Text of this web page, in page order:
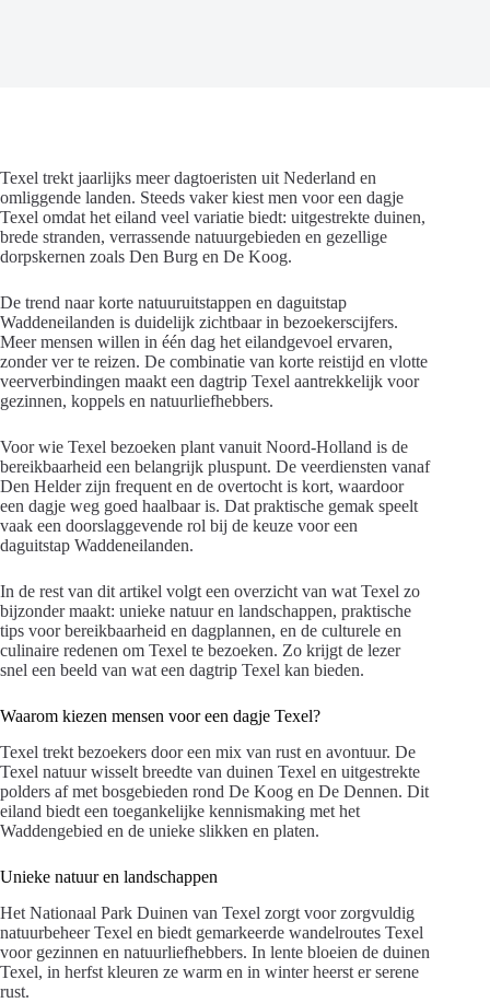
Texel trekt jaarlijks meer dagtoeristen uit Nederland en
omliggende landen. Steeds vaker kiest men voor een dagje
Texel omdat het eiland veel variatie biedt: uitgestrekte duinen,
brede stranden, verrassende natuurgebieden en gezellige
dorpskernen zoals Den Burg en De Koog.
De trend naar korte natuuruitstappen en daguitstap
Waddeneilanden is duidelijk zichtbaar in bezoekerscijfers.
Meer mensen willen in één dag het eilandgevoel ervaren,
zonder ver te reizen. De combinatie van korte reistijd en vlotte
veerverbindingen maakt een dagtrip Texel aantrekkelijk voor
gezinnen, koppels en natuurliefhebbers.
Voor wie Texel bezoeken plant vanuit Noord-Holland is de
bereikbaarheid een belangrijk pluspunt. De veerdiensten vanaf
Den Helder zijn frequent en de overtocht is kort, waardoor
een dagje weg goed haalbaar is. Dat praktische gemak speelt
vaak een doorslaggevende rol bij de keuze voor een
daguitstap Waddeneilanden.
In de rest van dit artikel volgt een overzicht van wat Texel zo
bijzonder maakt: unieke natuur en landschappen, praktische
tips voor bereikbaarheid en dagplannen, en de culturele en
culinaire redenen om Texel te bezoeken. Zo krijgt de lezer
snel een beeld van wat een dagtrip Texel kan bieden.
Waarom kiezen mensen voor een dagje Texel?
Texel trekt bezoekers door een mix van rust en avontuur. De
Texel natuur wisselt breedte van duinen Texel en uitgestrekte
polders af met bosgebieden rond De Koog en De Dennen. Dit
eiland biedt een toegankelijke kennismaking met het
Waddengebied en de unieke slikken en platen.
Unieke natuur en landschappen
Het Nationaal Park Duinen van Texel zorgt voor zorgvuldig
natuurbeheer Texel en biedt gemarkeerde wandelroutes Texel
voor gezinnen en natuurliefhebbers. In lente bloeien de duinen
Texel, in herfst kleuren ze warm en in winter heerst er serene
rust.